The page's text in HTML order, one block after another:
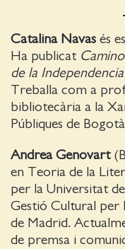
Catalina Navas és
Ha publicat
de la Independencia
Treballa com a
bibliotecària a la
Públiques de
Andrea Genovart
en Teoria de la
per la Universitat
Gestió Cultural per
de Madrid.
de premsa i